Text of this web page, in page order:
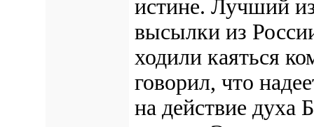
истине. Лучший
высылки из
ходили каяться
говорил, что
на действие духа